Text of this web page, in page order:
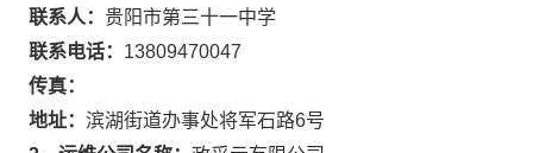
联系人： 贵阳市第三十一中学
联系电话： 13809470047
传真：
地址： 滨湖街道办事处将军石路6号